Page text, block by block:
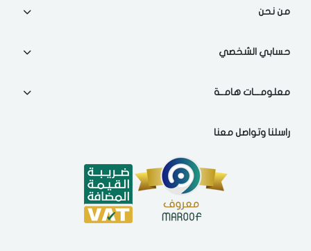
من نحن
حسابي الشخصي
معلومـــات هامــة
راسلنا وتواصل معنا